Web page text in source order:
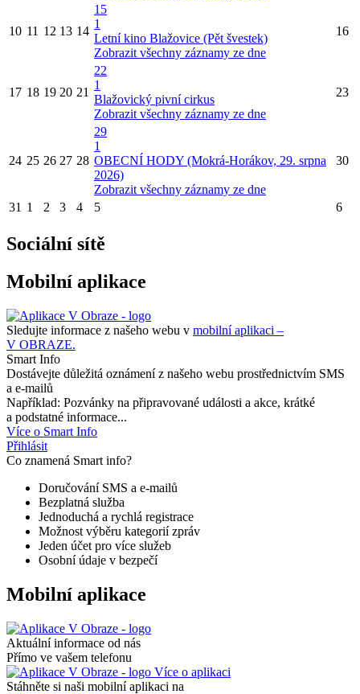
10 11 12 13 14
15
1
Letní kino Blažovice (Pět švestek)
Zobrazit všechny záznamy ze dne
16
17 18 19 20 21
22
1
Blažovický pivní cirkus
Zobrazit všechny záznamy ze dne
23
24 25 26 27 28
29
1
OBECNÍ HODY (Mokrá-Horákov, 29. srpna
2026)
Zobrazit všechny záznamy ze dne
30
31 1 2 3 4 5 6
Sociální sítě
Mobilní aplikace
Sledujte informace z našeho webu v mobilní aplikaci –
V OBRAZE.
Smart Info
Dostávejte důležitá oznámení z našeho webu prostřednictvím SMS
a e-mailů
Například: Pozvánky na připravované události a akce, krátké
a podstatné informace...
Více o Smart Info
Přihlásit
Co znamená Smart info?
Doručování SMS a e-mailů
Bezplatná služba
Jednoduchá a rychlá registrace
Možnost výběru kategorií zpráv
Jeden účet pro více služeb
Osobní údaje v bezpečí
Mobilní aplikace
Aktuální informace od nás
Přímo ve vašem telefonu
Více o aplikaci
Stáhněte si naši mobilní aplikaci na